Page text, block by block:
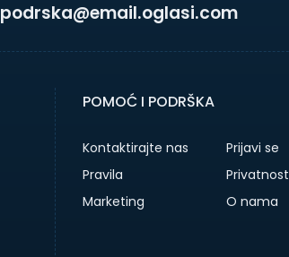
podrska@email.oglasi.com
POMOĆ I PODRŠKA
Kontaktirajte nas
Prijavi se
Pravila
Privatnost
Marketing
O nama